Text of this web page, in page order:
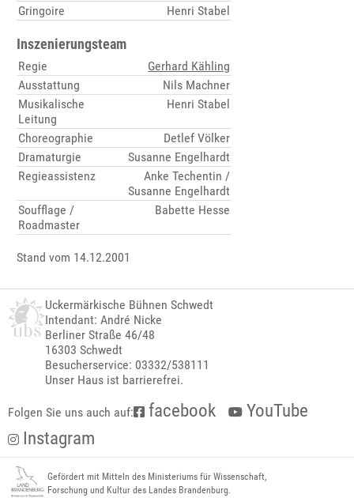
Gringoire Henri Stabel
Inszenierungsteam
Regie
Gerhard Kähling
Ausstattung
Nils Machner
Musikalische
Leitung
Henri Stabel
Choreographie
Detlef Völker
Dramaturgie
Susanne Engelhardt
Regieassistenz
Anke Techentin /
Susanne Engelhardt
Soufflage /
Roadmaster
Babette Hesse
Stand vom 14.12.2001
Uckermärkische Bühnen Schwedt
Intendant: André Nicke
Berliner Straße 46/48
16303 Schwedt
Besucherservice: 03332/538111
Unser Haus ist barrierefrei.
Folgen Sie uns auch auf: facebook
YouTube
Instagram
Gefördert mit Mitteln des Ministeriums für Wissenschaft,
Forschung und Kultur des Landes Brandenburg.